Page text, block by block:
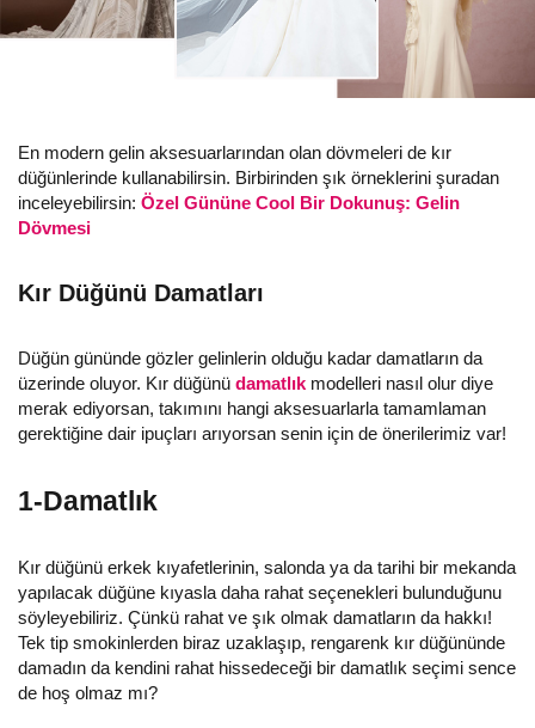
En modern gelin aksesuarlarından olan dövmeleri de kır
düğünlerinde kullanabilirsin. Birbirinden şık örneklerini şuradan
inceleyebilirsin: Özel Gününe Cool Bir Dokunuş: Gelin
Dövmesi
Kır Düğünü Damatları
Düğün gününde gözler gelinlerin olduğu kadar damatların da
üzerinde oluyor. Kır düğünü damatlık modelleri nasıl olur diye
merak ediyorsan, takımını hangi aksesuarlarla tamamlaman
gerektiğine dair ipuçları arıyorsan senin için de önerilerimiz var!
1-Damatlık
Kır düğünü erkek kıyafetlerinin, salonda ya da tarihi bir mekanda
yapılacak düğüne kıyasla daha rahat seçenekleri bulunduğunu
söyleyebiliriz. Çünkü rahat ve şık olmak damatların da hakkı!
Tek tip smokinlerden biraz uzaklaşıp, rengarenk kır düğününde
damadın da kendini rahat hissedeceği bir damatlık seçimi sence
de hoş olmaz mı?